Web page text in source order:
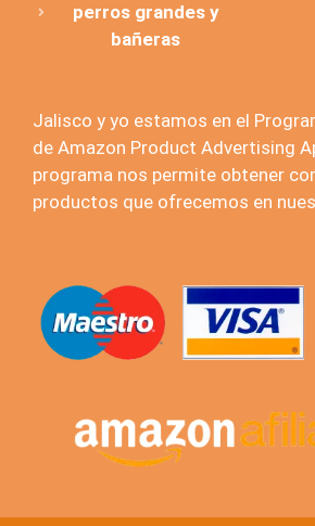
perros grandes y
bañeras
Jalisco y yo estamos en el
de Amazon Product Advertising
programa nos permite obtener
productos que ofrecemos en